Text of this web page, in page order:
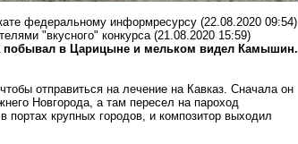
федеральному информресурсу (22.08.2020 09:54)
"вкусного" конкурса (21.08.2020 15:59)
побывал в Царицыне и мельком видел Камышин.
отправиться на лечение на Кавказ. Сначала он
Новгорода, а там пересел на пароход
крупных городов, и композитор выходил